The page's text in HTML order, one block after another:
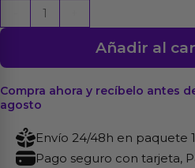
Mordaza
con
Interno
(4x6cm)
y
Externo
(4x13cm)
Añadir al
Compra ahora y recíbelo antes
agosto
Envío 24/48h en paquete
Pago seguro con tarjeta,